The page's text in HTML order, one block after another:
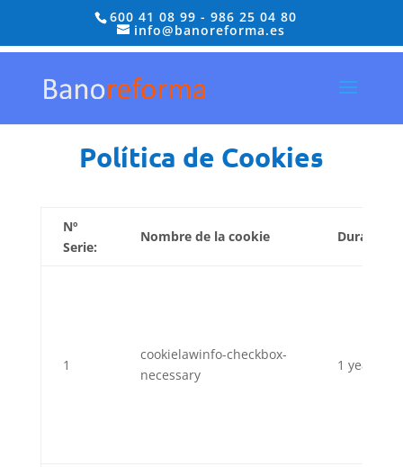
600 41 08 99 - 986 25 04 80
info@banoreforma.es
Política de Cookies
Nº
Serie:
Nombre de la cookie Duración
1
cookielawinfo-checkbox-
necessary
1 year